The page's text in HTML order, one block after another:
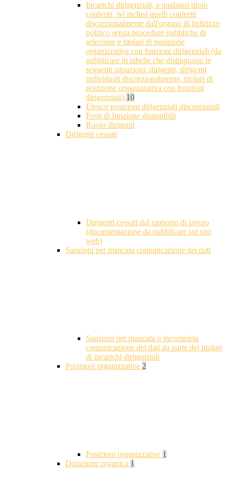
Incarichi dirigenziali, a qualsiasi titolo
conferiti, ivi inclusi quelli conferiti
discrezionalmente dall'organo di indirizzo
politico senza procedure pubbliche di
selezione e titolari di posizione
organizzativa con funzioni dirigenziali (da
pubblicare in tabelle che distinguano le
seguenti situazioni: dirigenti, dirigenti
individuati discrezionalmente, titolari di
posizione organizzativa con funzioni
dirigenziali) 10
Elenco posizioni dirigenziali discrezionali
Posti di funzione disponibili
Ruolo dirigenti
Dirigenti cessati
Dirigenti cessati dal rapporto di lavoro
(documentazione da pubblicare sul sito
web)
Sanzioni per mancata comunicazione dei dati
Sanzioni per mancata o incompleta
comunicazione dei dati da parte dei titolari
di incarichi dirigenziali
Posizioni organizzative 2
Posizioni organizzative 1
Dotazione organica 1